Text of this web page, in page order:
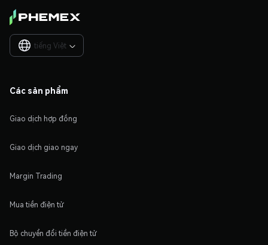
tiếng Việt 
Các sản phẩm
Giao dịch hợp đồng
Giao dịch giao ngay
Margin Trading
Mua tiền điện tử
Bộ chuyển đổi tiền điện tử